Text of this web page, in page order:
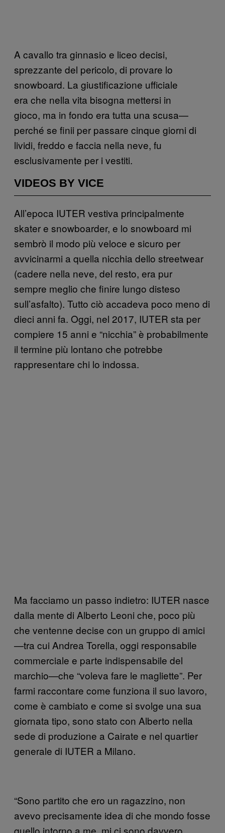
A cavallo tra ginnasio e liceo decisi,
sprezzante del pericolo, di provare lo
snowboard. La giustificazione ufficiale
era che nella vita bisogna mettersi in
gioco, ma in fondo era tutta una scusa—
perché se finii per passare cinque giorni di
lividi, freddo e faccia nella neve, fu
esclusivamente per i vestiti.
VIDEOS BY VICE
All’epoca IUTER vestiva principalmente
skater e snowboarder, e lo snowboard mi
sembrò il modo più veloce e sicuro per
avvicinarmi a quella nicchia dello streetwear
(cadere nella neve, del resto, era pur
sempre meglio che finire lungo disteso
sull’asfalto). Tutto ciò accadeva poco meno di
dieci anni fa. Oggi, nel 2017, IUTER sta per
compiere 15 anni e “nicchia” è probabilmente
il termine più lontano che potrebbe
rappresentare chi lo indossa.
Ma facciamo un passo indietro: IUTER nasce
dalla mente di Alberto Leoni che, poco più
che ventenne decise con un gruppo di amici
—tra cui Andrea Torella, oggi responsabile
commerciale e parte indispensabile del
marchio—che “voleva fare le magliette”. Per
farmi raccontare come funziona il suo lavoro,
come è cambiato e come si svolge una sua
giornata tipo, sono stato con Alberto nella
sede di produzione a Cairate e nel quartier
generale di IUTER a Milano.
“Sono partito che ero un ragazzino, non
avevo precisamente idea di che mondo fosse
quello intorno a me, mi ci sono davvero